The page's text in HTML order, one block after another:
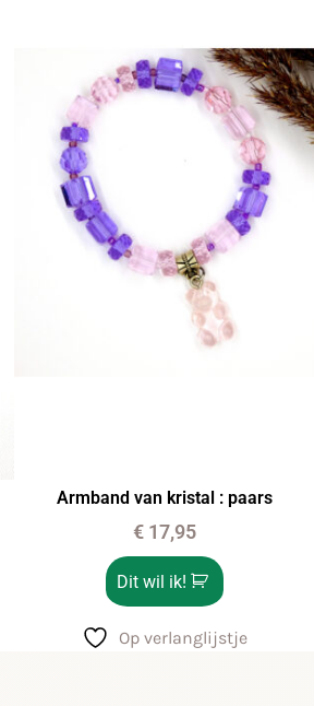
Armband van kristal : paars
€ 17,95
Dit wil ik!
Op verlanglijstje